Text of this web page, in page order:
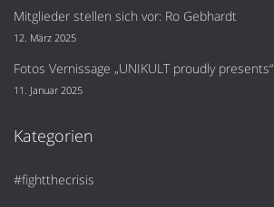
Mitglieder stellen sich vor: Ro Gebhardt
12. März 2025
Fotos Vernissage „UNIKULT proudly presents“
11. Januar 2025
Kategorien
#fightthecrisis